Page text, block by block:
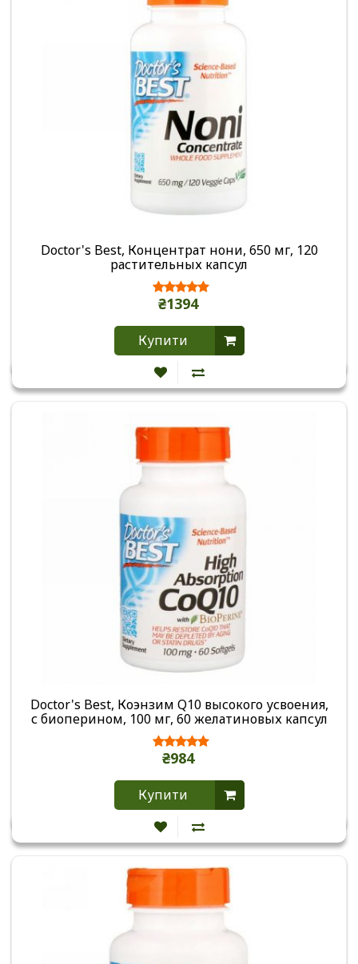
Doctor's Best, Концентрат нони, 650 мг, 120
растительных капсул
₴1394
Купити
Doctor's Best, Коэнзим Q10 высокого усвоения,
с биоперином, 100 мг, 60 желатиновых капсул
₴984
Купити